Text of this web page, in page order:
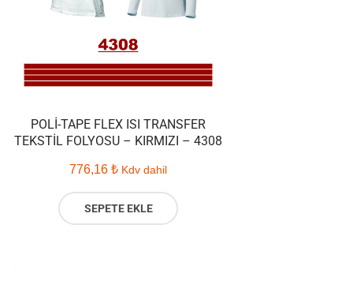
POLI-TAPE FLEX ISI TRANSFER
TEKSTIL FOLYOSU – KIRMIZI – 4308
776,16 ₺ Kdv dahil
SEPETE EKLE